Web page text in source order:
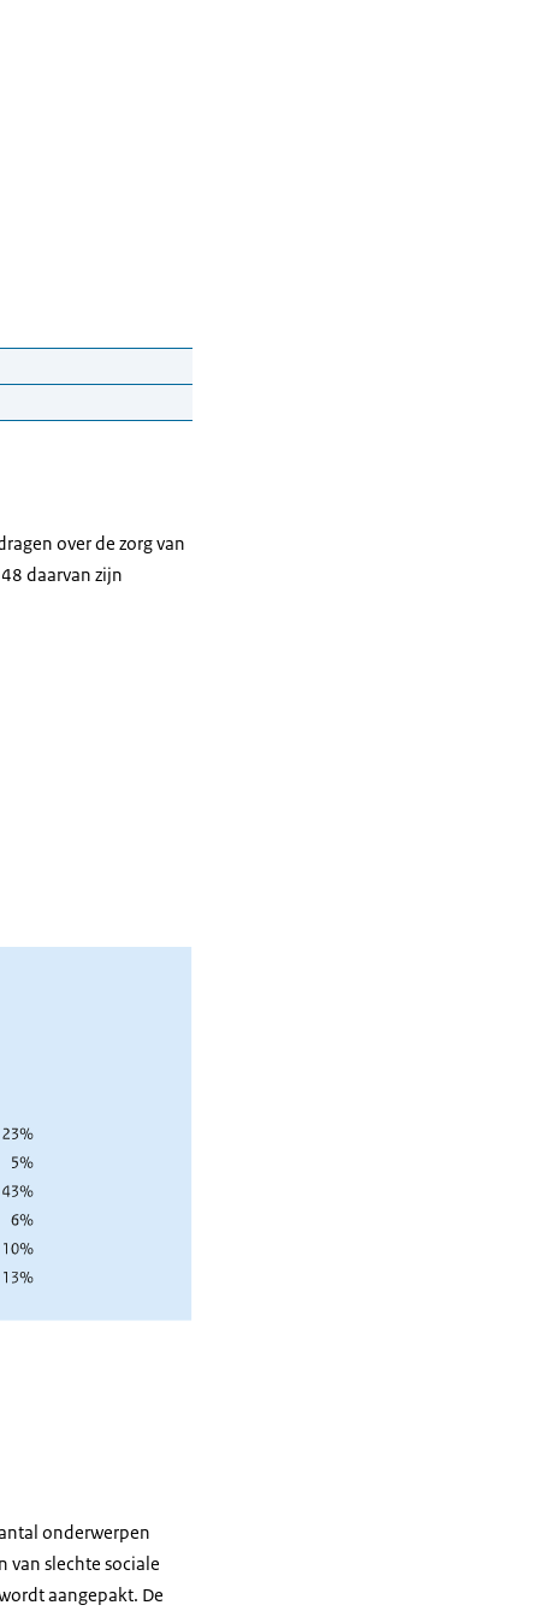
van de zorg.
in prikkelende
En dat is
persoonlijke
op aan
reageren
reacties over
er volop
op de kaart
over de zorg van
daarvan zijn
onderwerpen
van slechte sociale
aangepakt. De